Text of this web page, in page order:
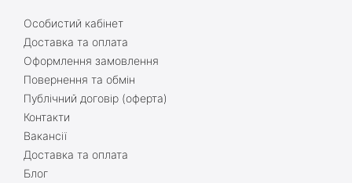
Особистий кабінет
Доставка та оплата
Оформлення замовлення
Повернення та обмін
Публічний договір (оферта)
Контакти
Вакансії
Доставка та оплата
Блог